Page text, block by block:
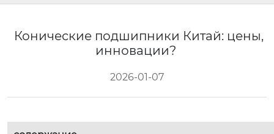
Конические подшипники Китай: цены,
инновации?
2026-01-07